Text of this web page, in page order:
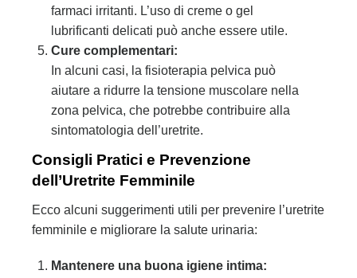
farmaci irritanti. L’uso di creme o gel
lubrificanti delicati può anche essere utile.
Cure complementari:
In alcuni casi, la fisioterapia pelvica può
aiutare a ridurre la tensione muscolare nella
zona pelvica, che potrebbe contribuire alla
sintomatologia dell’uretrite.
Consigli Pratici e Prevenzione
dell’Uretrite Femminile
Ecco alcuni suggerimenti utili per prevenire l’uretrite
femminile e migliorare la salute urinaria:
Mantenere una buona igiene intima: